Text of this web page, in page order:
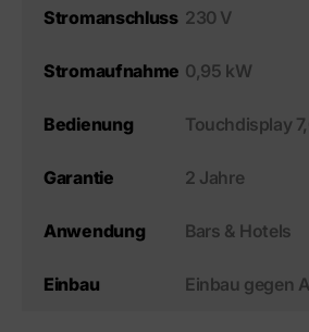
Stromanschluss 230 V
Stromaufnahme 0,95 kW
Bedienung Touchdisplay
Garantie 2 Jahre
Anwendung Bars & Hotels
Einbau Einbau gegen